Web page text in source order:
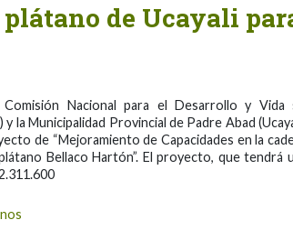
de Ucayali
Comisión Nacional para el Desarrollo y Vida
y la Municipalidad Provincial de Padre Abad
de “Mejoramiento de Capacidades en la
Bellaco Hartón”. El proyecto, que tendrá